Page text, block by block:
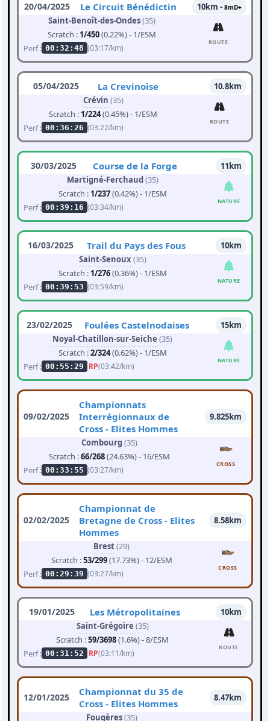
20/04/2025 Le Circuit Bénédictin 10km - 8mD+
Saint-Benoît-des-Ondes(35)
Scratch : 1/450(0.22%) - 1/ESM
Perf : 00:32:48 (03:17/km)
ROUTE
05/04/2025 La Crevinoise
10.8km
Crévin (35)
Scratch : 1/224(0.45%) - 1/ESM
Perf : 00:36:26 (03:22/km)
ROUTE
30/03/2025 Course de la Forge
11km
Martigné-Ferchaud(35)
Scratch : 1/237(0.42%) - 1/ESM
Perf : 00:39:16 (03:34/km)
NATURE
16/03/2025 Trail du Pays des Fous
10km
Saint-Senoux(35)
Scratch : 1/276(0.36%) - 1/ESM
Perf : 00:39:53 (03:59/km)
NATURE
23/02/2025 Foulées Castelnodaises
15km
Noyal-Chatillon-sur-Seiche (35)
Scratch :2/324(0.62%) - 1/ESM
Perf : 00:55:29 RP(03:42/km)
NATURE
09/02/2025
Championnats
Interrégionnaux de
Cross - Elites Hommes
9.825km
Combourg(35)
Scratch :66/268(24.63%) - 16/ESM
Perf : 00:33:55 (03:27/km)
CROSS
02/02/2025
Championnat de
Bretagne de Cross - Elites
Hommes
8.58km
Brest(29)
Scratch :53/299(17.73%) - 12/ESM
Perf : 00:29:39 (03:27/km)
CROSS
19/01/2025 Les Métropolitaines
10km
Saint-Grégoire (35)
Scratch :59/3698(1.6%) - 8/ESM
Perf : 00:31:52 RP(03:11/km)
ROUTE
12/01/2025
Championnat du 35 de
Cross - Elites Hommes
8.47km
Fougères(35)